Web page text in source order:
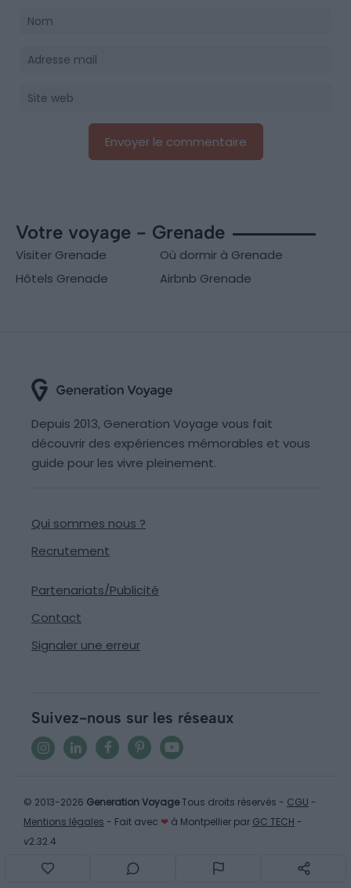
Votre voyage - Grenade
Visiter Grenade
Où dormir à Grenade
Hôtels Grenade
Airbnb Grenade
Depuis 2013, Generation Voyage vous fait
découvrir des expériences mémorables et vous
guide pour les vivre pleinement.
Qui sommes nous ?
Recrutement
Partenariats/Publicité
Contact
Signaler une erreur
Suivez-nous sur les réseaux
© 2013-2026 Generation VoyageTous droits réservés - CGU -
Mentions légales - Fait avec ❤ à Montpellier par GC TECH -
v2.32.4